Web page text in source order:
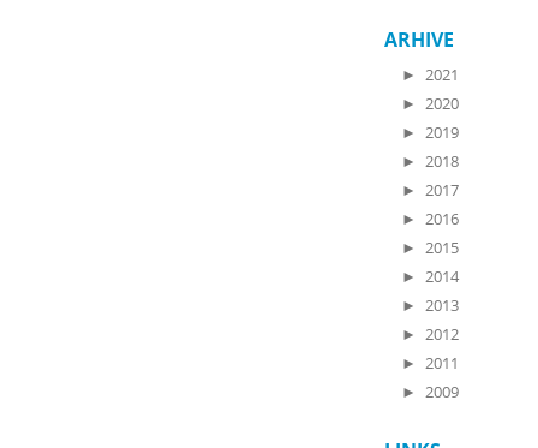
ARHIVE
► 2021
► 2020
► 2019
► 2018
► 2017
► 2016
► 2015
► 2014
► 2013
► 2012
► 2011
► 2009